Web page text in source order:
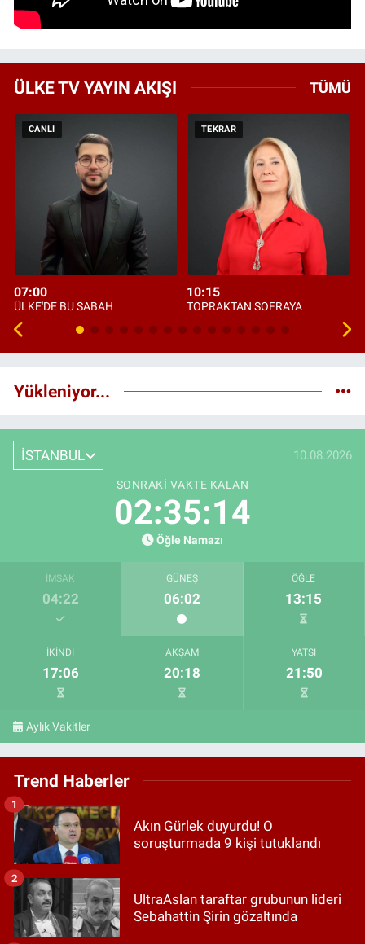
ÜLKE TV YAYIN AKIŞI TÜMÜ
CANLI
07:00
ÜLKE'DE BU SABAH
TEKRAR
10:15
TOPRAKTAN SOFRAYA
Yükleniyor...
İSTANBUL 10.08.2026
SONRAKI VAKTE KALAN
02:35:13
Öğle Namazı
İMSAK
04:22
GÜNEŞ
06:02
ÖĞLE
13:15
İKINDI
17:06
AKŞAM
20:18
YATSI
21:50
Aylık Vakitler
Trend Haberler
Akın Gürlek duyurdu! O
soruşturmada 9 kişi tutuklandı
1
UltraAslan taraftar grubunun lideri
Sebahattin Şirin gözaltında
2